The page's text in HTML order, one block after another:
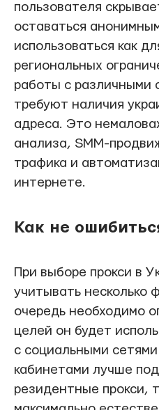
пользователя
оставаться
использоваться как
региональных
работы с различными
требуют наличия
адреса. Это
анализа, SMM-
трафика и
интернете.
Как не
При выборе прокси в
учитывать несколько
очередь необходимо
целей он будет
с социальными
кабинетами лучше
резидентные прокси,